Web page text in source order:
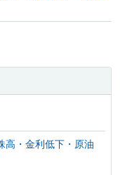
・金利低下・原油